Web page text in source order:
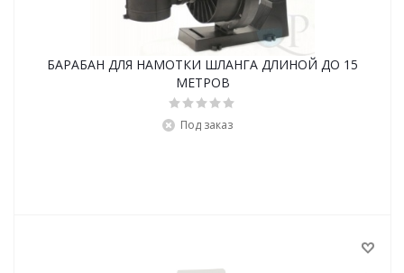
БАРАБАН ДЛЯ НАМОТКИ ШЛАНГА ДЛИНОЙ ДО 15
МЕТРОВ
Под заказ